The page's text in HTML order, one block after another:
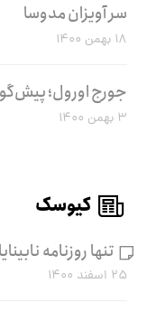
سر آویزان مدوسا
۱۸ بهمن ۱۴۰۰
جورج اورول؛
۳ بهمن ۱۴۰۰
کیوسک
تنها روزنامه
۲۵ اسفند ۱۴۰۰